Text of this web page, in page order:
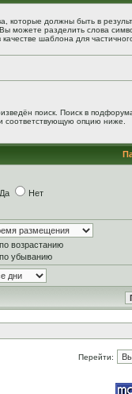
которые должны быть в
Вы можете разделить слова
качестве шаблона для
поиск. Поиск в
соответствующую опцию ниже.
Да Нет
по возрастанию
по убыванию
Перейти: